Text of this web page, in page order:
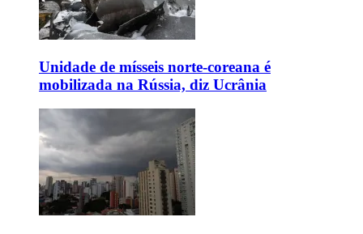
Unidade de mísseis norte-coreana é
mobilizada na Rússia, diz Ucrânia